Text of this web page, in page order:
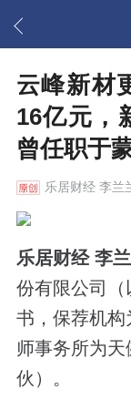
云峰新材
16亿元，
曾任职于
乐居财经李兰
乐居财经 李兰
份有限公司
书，保荐机构
师事务所为
伙）。